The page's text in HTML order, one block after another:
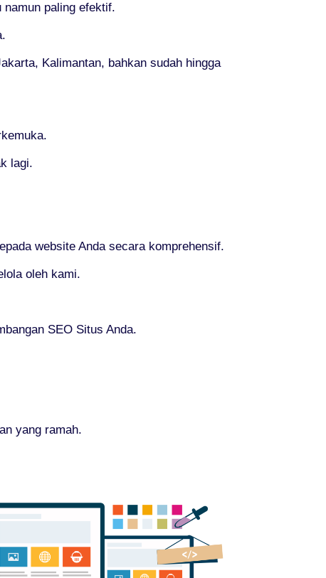
paling efektif.
Kalimantan, bahkan sudah hingga
lagi.
website Anda secara komprehensif.
oleh kami.
SEO Situs Anda.
yang ramah.